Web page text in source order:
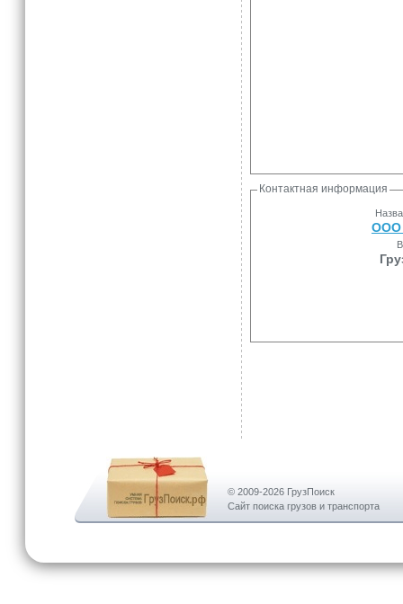
Контактная информация
ООО
© 2009-2026 ГрузПоиск
Сайт поиска грузов и транспорта